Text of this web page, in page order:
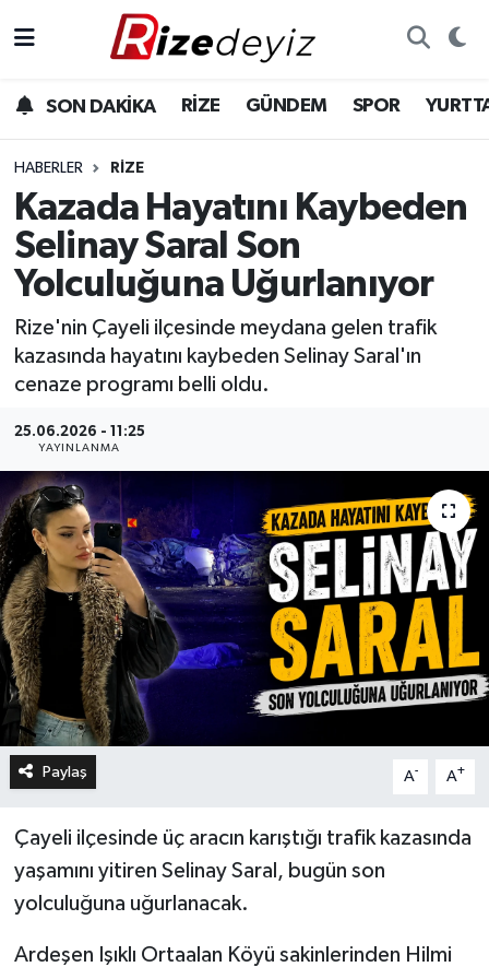
SON DAKİKA RİZE GÜNDEM SPOR
HABERLER RIZE
Kazada Hayatını Kaybeden
Selinay Saral Son
Yolculuğuna Uğurlanıyor
Rize'nin Çayeli ilçesinde meydana gelen trafik
kazasında hayatını kaybeden Selinay Saral'ın
cenaze programı belli oldu.
25.06.2026 - 11:25
YAYINLANMA
Paylaş A- A+
Çayeli ilçesinde üç aracın karıştığı trafik kazasında
yaşamını yitiren Selinay Saral, bugün son
yolculuğuna uğurlanacak.
Ardeşen Işıklı Ortaalan Köyü sakinlerinden Hilmi
Gündem
Yurttan Haberler
Ekonomi
Teknoloji
Sağlık
Rize Hava Durumu
Rize Trafik Yoğunluk Haritası
Süper Lig Puan Durumu ve Fikstür
Tüm Manşetler
Son Dakika Haberleri